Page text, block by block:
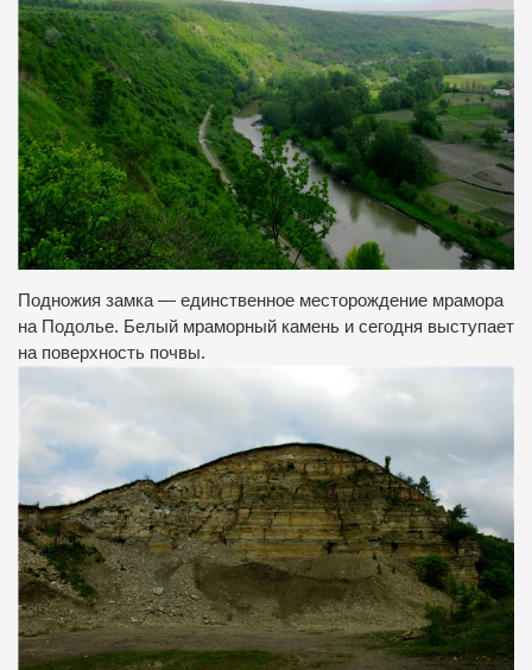
Подножия замка — единственное месторождение мрамора
на Подолье. Белый мраморный камень и сегодня выступает
на поверхность почвы.